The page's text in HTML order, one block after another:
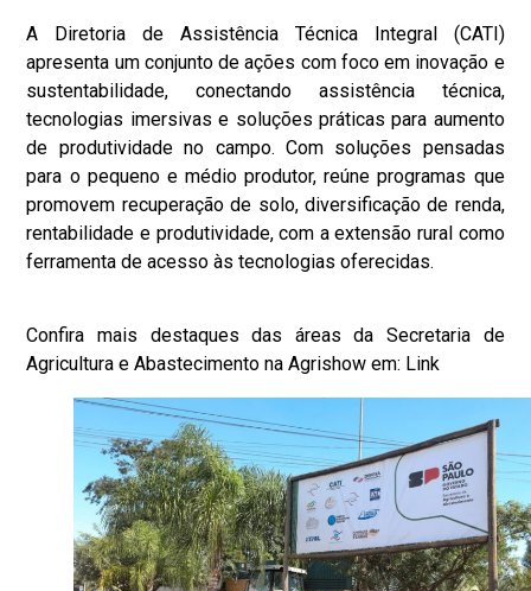
A Diretoria de Assistência Técnica Integral (CATI)
apresenta um conjunto de ações com foco em inovação e
sustentabilidade, conectando assistência técnica,
tecnologias imersivas e soluções práticas para aumento
de produtividade no campo. Com soluções pensadas
para o pequeno e médio produtor, reúne programas que
promovem recuperação de solo, diversificação de renda,
rentabilidade e produtividade, com a extensão rural como
ferramenta de acesso às tecnologias oferecidas.
Confira mais destaques das áreas da Secretaria de
Agricultura e Abastecimento naAgrishow em: Link